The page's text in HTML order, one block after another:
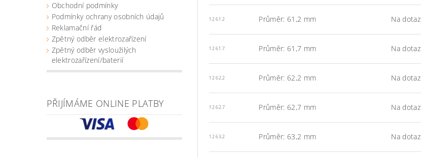
Obchodní podmínky
Podmínky ochrany osobních údajů
Reklamační řád
Zpětný odběr elektrozařízení
Zpětný odběr vysloužilých
elektrozařízení/baterií
PŘIJÍMÁME ONLINE PLATBY
12 61.2 Průměr: 61,2 mm Na dotaz
12 61.7 Průměr: 61,7 mm Na dotaz
12 62.2 Průměr: 62,2 mm Na dotaz
12 62.7 Průměr: 62,7 mm Na dotaz
12 63.2 Průměr: 63,2 mm Na dotaz